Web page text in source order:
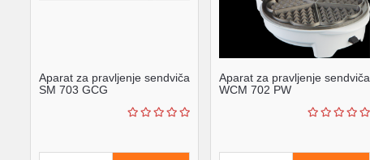
Aparat za pravljenje sendviča
SM 703 GCG
Aparat za pravljenje sendviča
WCM 702 PW